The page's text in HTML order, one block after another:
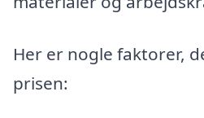
Her er nogle faktorer,
prisen: